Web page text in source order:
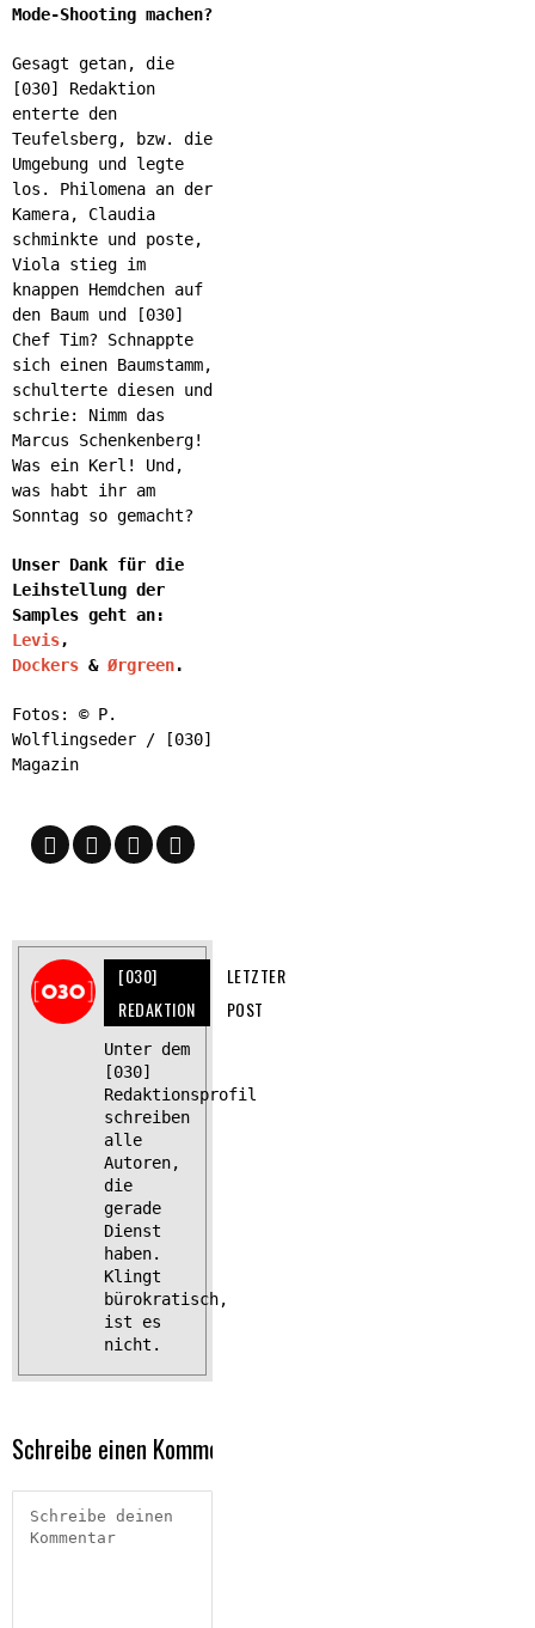
Mode-Shooting machen?
Gesagt getan, die
[030] Redaktion
enterte den
Teufelsberg, bzw. die
Umgebung und legte
los. Philomena an der
Kamera, Claudia
schminkte und poste,
Viola stieg im
knappen Hemdchen auf
den Baum und [030]
Chef Tim? Schnappte
sich einen Baumstamm,
schulterte diesen und
schrie: Nimm das
Marcus Schenkenberg!
Was ein Kerl! Und,
was habt ihr am
Sonntag so gemacht?
Unser Dank für die
Leihstellung der
Samples geht an:
Levis,
Dockers & Ørgreen.
Fotos: © P.
Wolflingseder / [030]
Magazin
[030]
REDAKTION
LETZTER
POST
Unter dem
[030]
Redaktionsprofil
schreiben
alle
Autoren,
die
gerade
Dienst
haben.
Klingt
bürokratisch,
ist es
nicht.
Schreibe einen Kommentar